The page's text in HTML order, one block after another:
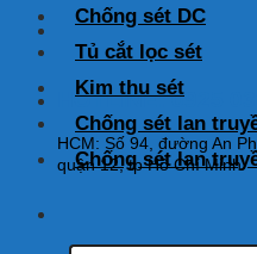
HOTLINE: 0925
HCM: Số 94, đường An
quận 12, tp Hồ Chí Minh
Chống sét DC
Tủ cắt lọc sét
Kim thu sét
Chống sét lan
Chống sét lan